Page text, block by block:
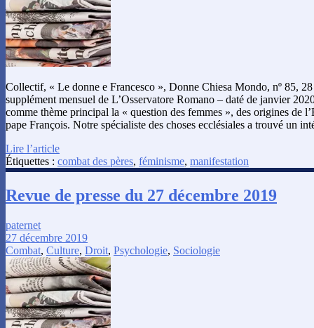
Collectif, « Le donne e Francesco », Donne Chiesa Mondo, nº 85,
supplément mensuel de L’Osservatore Romano – daté de janvier
comme thème principal la « question des femmes », des origines de
pape François. Notre spécialiste des choses ecclésiales a trouvé un
Lire l’article
Étiquettes : combat des pères, féminisme, manifestation
Revue de presse du 27 décembre 2019
paternet
27 décembre 2019
Combat, Culture, Droit, Psychologie, Sociologie